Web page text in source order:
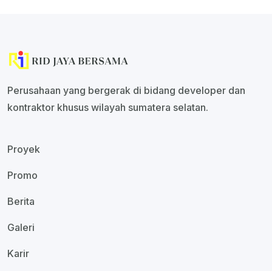
Perusahaan yang bergerak di bidang developer dan
kontraktor khusus wilayah sumatera selatan.
Proyek
Promo
Berita
Galeri
Karir